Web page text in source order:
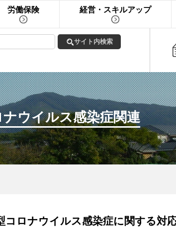
労働保険 経営・スキルアップ
ウイルス感染症関連
コロナウイルス感染症に関する対